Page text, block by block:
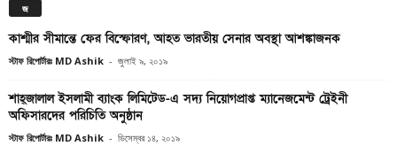
জ
কাশ্মীর সীমান্তে ফের বিস্ফোরণ, আহত ভারতীয় সেনার অবস্থা আশঙ্কাজনক
স্টাফ রিপোর্টারঃ MD Ashik - জুলাই ৯, ২০১৯
শাহ্জালাল ইসলামী ব্যাংক লিমিটেড-এ সদ্য নিয়োগপ্রাপ্ত ম্যানেজমেন্ট ট্রেইনী
অফিসারদের পরিচিতি অনুষ্ঠান
স্টাফ রিপোর্টারঃ MD Ashik - ডিসেম্বর ১৪, ২০১৯